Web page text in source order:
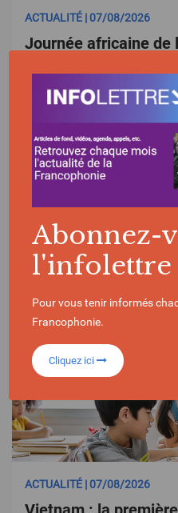
ACTUALITÉ | 07/08/2026
Journée africaine de
service des droits
ACTUALITÉ | 07/08/2026
Abonnez-
l'infolettre
Pour vous tenir informés
Francophonie.
Cliquez ici